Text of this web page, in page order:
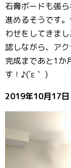
石膏ボードも張
進めるそうです
わせをしてきま
認しながら、ア
完成まであと1か
す！♪(´ε｀ )
2019年10月17日